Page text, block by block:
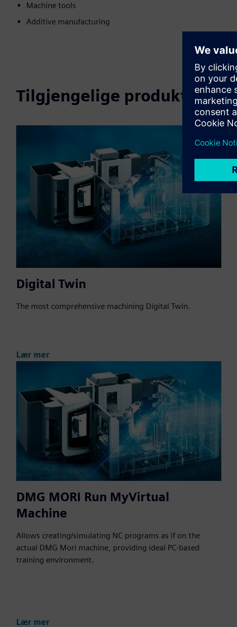
Machine tools
Additive manufacturing
Tilgjengelige produkter
Digital Twin
The most comprehensive machining Digital Twin.
Lær mer
DMG MORI Run MyVirtual
Machine
Allows creating/simulating NC programs as if on the
actual DMG Mori machine, providing ideal PC-based
training environment.
Lær mer